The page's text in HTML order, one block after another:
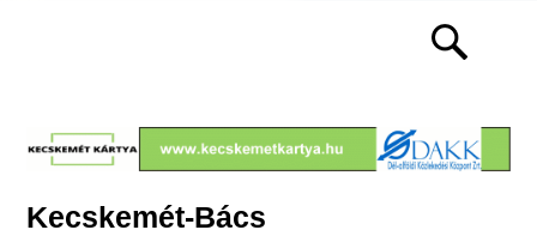
Kecskemét-Bács